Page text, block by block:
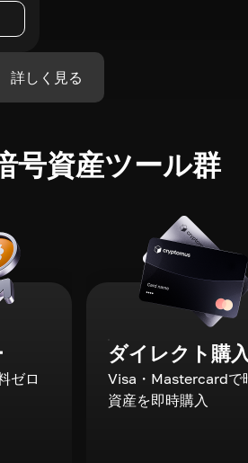
詳しく見る
号資産ツール群
ゼロ
ダイレクト購
Visa・Mastercardで
資産を即時購入